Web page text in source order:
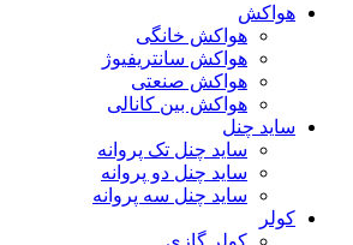
هواکش
هواکش خانگی
هواکش سانتریفیوژ
هواکش صنعتی
هواکش بین کانالی
ساید چنل
ساید چنل تک پروانه
ساید چنل دو پروانه
ساید چنل سه پروانه
کولر
کولر گازی